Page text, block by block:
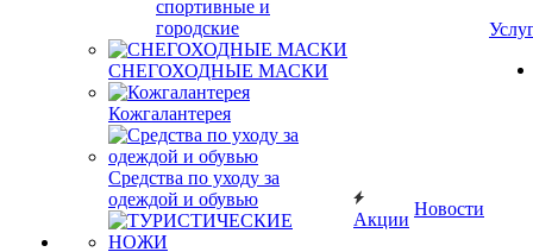
спортивные и
городские
СНЕГОХОДНЫЕ МАСКИ
Кожгалантерея
Средства по уходу за
одеждой и обувью
Акции
Новости